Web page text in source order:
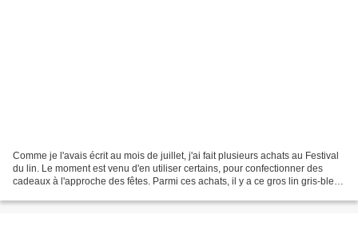
Comme je l'avais écrit au mois de juillet, j'ai fait plusieurs achats au Festival
du lin. Le moment est venu d'en utiliser certains, pour confectionner des
cadeaux à l'approche des fêtes. Parmi ces achats, il y a ce gros lin gris-bleu